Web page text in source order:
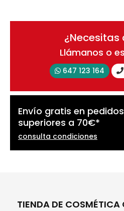
¿Necesitas
Llámanos o
647 123 164
Envío gratis en pedidos
superiores a 70€*
consulta condiciones
TIENDA DE COSMÉTICA